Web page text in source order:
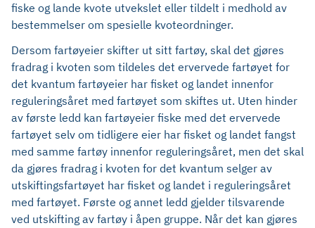
fiske og lande kvote utvekslet eller tildelt i medhold av
bestemmelser om spesielle kvoteordninger.
Dersom fartøyeier skifter ut sitt fartøy, skal det gjøres
fradrag i kvoten som tildeles det ervervede fartøyet for
det kvantum fartøyeier har fisket og landet innenfor
reguleringsåret med fartøyet som skiftes ut. Uten hinder
av første ledd kan fartøyeier fiske med det ervervede
fartøyet selv om tidligere eier har fisket og landet fangst
med samme fartøy innenfor reguleringsåret, men det skal
da gjøres fradrag i kvoten for det kvantum selger av
utskiftingsfartøyet har fisket og landet i reguleringsåret
med fartøyet. Første og annet ledd gjelder tilsvarende
ved utskifting av fartøy i åpen gruppe. Når det kan gjøres